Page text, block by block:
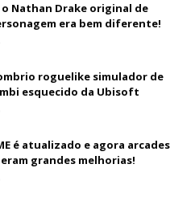
o Nathan Drake original de
era bem diferente!
roguelike simulador de
esquecido da Ubisoft
é atualizado e agora arcades
grandes melhorias!